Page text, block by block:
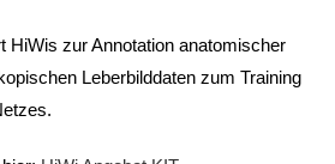
HiWis zur Annotation anatomischer
Leberbilddaten zum Training